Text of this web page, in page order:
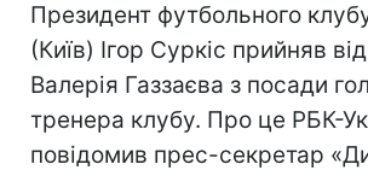
Президент футбольного
(Київ) Ігор Суркіс прийняв
Валерія Газзаєва з посади
тренера клубу. Про це РБК-
повідомив прес-секретар